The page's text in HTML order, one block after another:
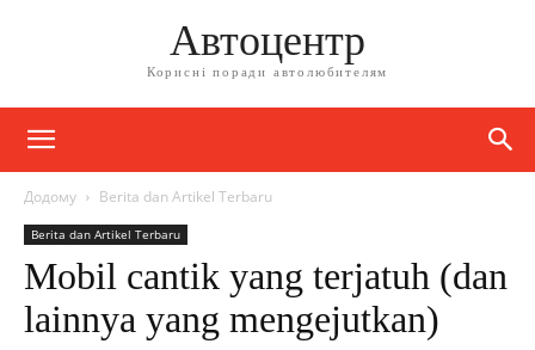
Автоцентр
Корисні поради автолюбителям
Додому Berita dan Artikel Terbaru
Berita dan Artikel Terbaru
Mobil cantik yang terjatuh (dan
lainnya yang mengejutkan)